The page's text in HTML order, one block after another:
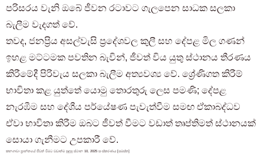
පරිසරය වැනි ඔබේ ජීවන රටාවට ගැලපෙන සාධක සලකා
බැලීම වැදගත් වේ.
තවද, ජනප්‍රිය අසල්වැසි ප්‍රදේශවල කුලී සහ දේපළ මිල ගණන්
ඉහළ මට්ටමක පවතින බැවින්, ජීවත් විය යුතු ස්ථානය තීරණය
කිරීමේදී පිරිවැය සලකා බැලීම අත්‍යවශ්‍ය වේ. ශ්‍රේණිගත කිරීම්
භාවිතා කළ යුත්තේ යොමු තොරතුරු ලෙස පමණි; දේපළ
නැරඹීම සහ දේශීය පර්යේෂණ පැවැත්වීම සමඟ ඒකාබද්ධව
ඒවා භාවිතා කිරීම ඔබට ජීවත් වීමට වඩාත් තෘප්තිමත් ස්ථානයක්
සොයා ගැනීමට උපකාරී වේ.
කනගාවා ප්‍රාන්තයේ ජීවත් වීමට වඩාත්ම සුදුසු ස්ථාන 10, 2025 සංස්කරණය [සමස්ත]